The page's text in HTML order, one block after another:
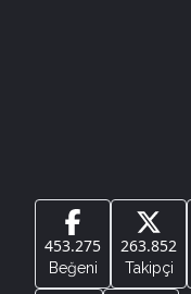
453.275
Beğeni
263.852
Takipçi